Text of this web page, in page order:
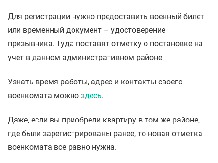
Для регистрации нужно предоставить военный билет
или временный документ – удостоверение
призывника. Туда поставят отметку о постановке на
учет в данном административном районе.
Узнать время работы, адрес и контакты своего
военкомата можно здесь.
Даже, если вы приобрели квартиру в том же районе,
где были зарегистрированы ранее, то новая отметка
военкомата все равно нужна.